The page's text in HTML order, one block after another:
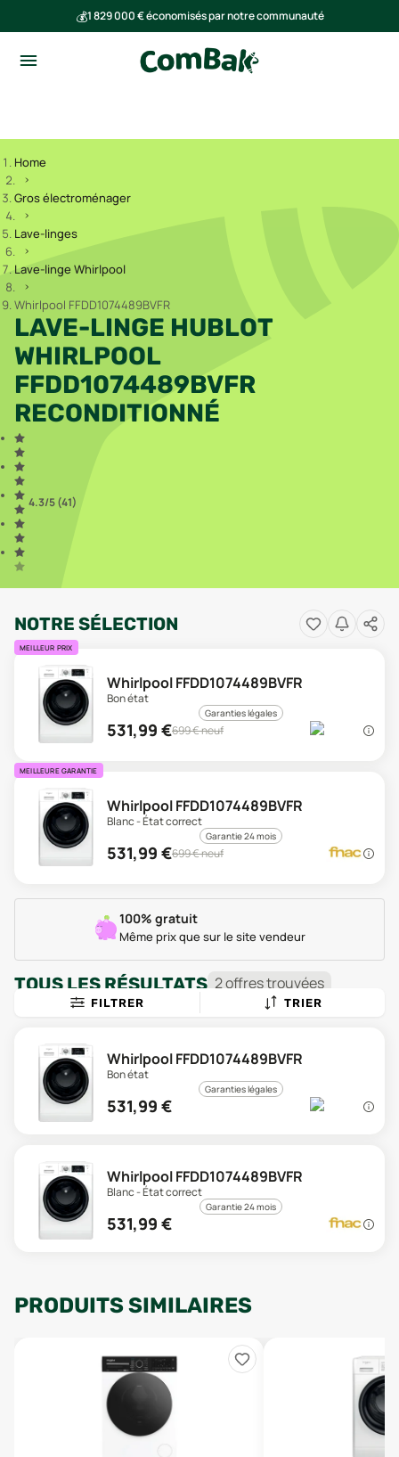
💰1 829 000 € économisés par notre communauté
Home
Gros électroménager
Lave-linges
Lave-linge Whirlpool
Whirlpool FFDD1074489BVFR
LAVE-LINGE HUBLOT
WHIRLPOOL
FFDD1074489BVFR
RECONDITIONNÉ
4.3/5 (41)
NOTRE SÉLECTION
MEILLEUR PRIX
Whirlpool FFDD1074489BVFR
Bon état
Garanties légales
531,99 €699€ neuf
MEILLEURE GARANTIE
Whirlpool FFDD1074489BVFR
Blanc - État correct
Garantie 24 mois
531,99 €699€ neuf
100% gratuit
Même prix que sur le site vendeur
TOUS LES RÉSULTATS 2offrestrouvées
FILTRER TRIER
Whirlpool FFDD1074489BVFR
Bon état
Garanties légales
531,99 €
Whirlpool FFDD1074489BVFR
Blanc - État correct
Garantie 24 mois
531,99 €
PRODUITS SIMILAIRES